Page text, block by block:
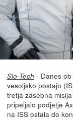
Slo-Tech - Danes
vesoljsko postajo
tretja zasebna
pripeljalo podjetje
na ISS ostala do